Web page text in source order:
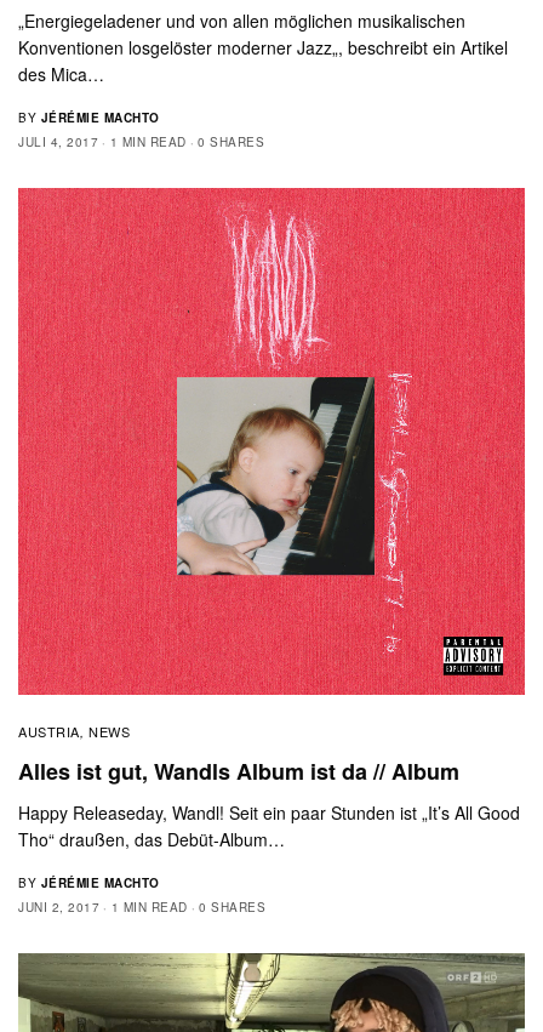
„Energiegeladener und von allen möglichen musikalischen
Konventionen losgelöster moderner Jazz„, beschreibt ein Artikel
des Mica…
BY JÉRÉMIE MACHTO
JULI 4, 2017
1 MIN READ 0 SHARES
AUSTRIA, NEWS
Alles ist gut, Wandls Album ist da // Album
Happy Releaseday, Wandl! Seit ein paar Stunden ist „It’s All Good
Tho“ draußen, das Debüt-Album…
BY JÉRÉMIE MACHTO
JUNI 2, 2017
1 MIN READ 0 SHARES